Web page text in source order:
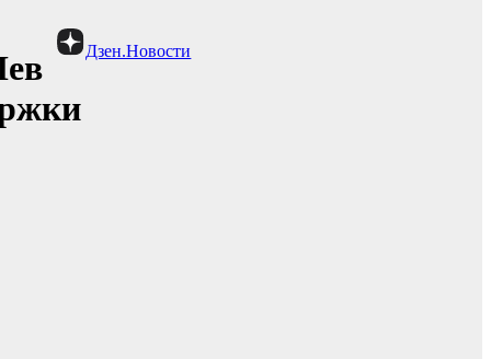
Дзен.Новости